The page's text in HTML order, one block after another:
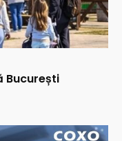
București